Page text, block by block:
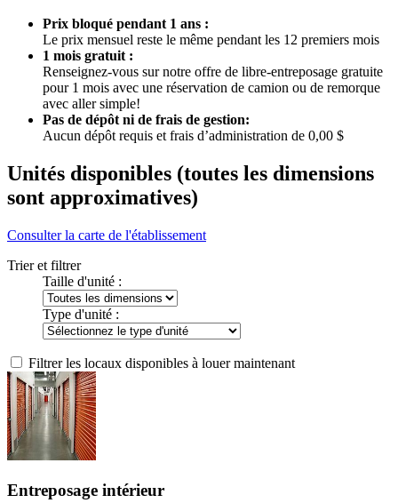
Prix bloqué pendant 1 ans :
Le prix mensuel reste le même pendant les 12 premiers mois
1 mois gratuit :
Renseignez-vous sur notre offre de libre-entreposage gratuite
pour 1 mois avec une réservation de camion ou de remorque
avec aller simple!
Pas de dépôt ni de frais de gestion:
Aucun dépôt requis et frais d’administration de 0,00 $
Unités disponibles (toutes les dimensions
sont approximatives)
Consulter la carte de l'établissement
Trier et filtrer
Taille d'unité :
Type d'unité :
Filtrer les locaux disponibles à louer maintenant
Entreposage intérieur